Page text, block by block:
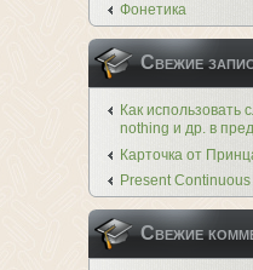
Фонетика
Свежие
Как использовать
nothing и др. в
Карточка от
Present
Свежие